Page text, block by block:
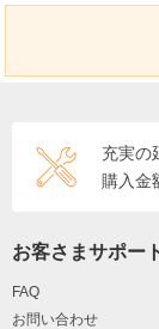
充実の
購入金
お客さまサポー
FAQ
お問い合わせ